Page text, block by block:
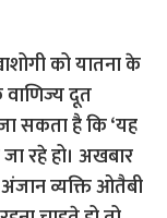
को यातना के
दूत
सकता है कि ‘यह
रहे हो। अखबार
व्यक्ति ओतैबी